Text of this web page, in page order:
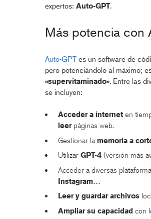
expertos: Auto-GPT.
Más potencia con
Auto-GPTes un software de
pero potenciándolo al máximo;
«supervitaminado». Entre las
se incluyen:
Acceder a interneten
leerpáginas web.
Gestionar la memoria a
Utilizar GPT-4(versión más
Acceder a diversas
Instagram…
Leer y guardar archivos
Ampliar su capacidad con